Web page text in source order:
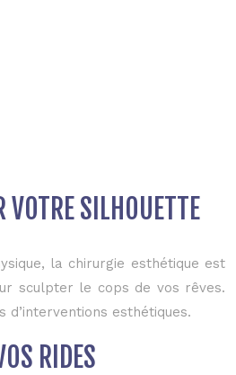
VOTRE SILHOUETTE
la chirurgie esthétique est
sculpter le cops de vos rêves.
esthétiques.
RIDES